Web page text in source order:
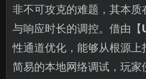
非不可攻克的难题，其本
与响应时长的调控。借由【
性通道优化，能够从根源
简易的本地网络调试，玩